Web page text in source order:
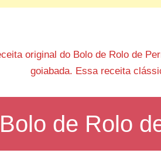
original do Bolo de Rolo de
goiabada. Essa receita
Bolo de Rolo